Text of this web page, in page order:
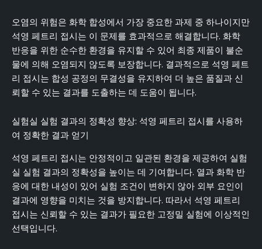
오염의 위험은 화학 합성에서 가장 중요한 과제 중 하나이지만
석영 페트리 접시는 이 문제를 효과적으로 해결합니다. 화학
반응을 위한 순수한 환경을 유지할 수 있어 최종 제품이 불순
물에 의해 오염되지 않도록 보장합니다. 결과적으로 석영 페트
리 접시는 합성 공정의 무결성을 유지하여 더 높은 품질과 신
뢰할 수 있는 결과를 도출하는 데 도움이 됩니다.
실험실 실험 결과의 정확성 향상: 석영 페트리 접시를 사용하
여 정확한 결과 얻기
석영 페트리 접시는 안정적이고 일관된 환경을 제공하여 실험
실 실험 결과의 정확성을 높이는 데 기여합니다. 열과 화학 반
응에 대한 내성이 있어 실험 조건이 변하지 않아 외부 요인이
결과에 영향을 미치는 것을 방지합니다. 따라서 석영 페트리
접시는 신뢰할 수 있는 결과가 필요한 고정밀 실험에 이상적인
선택입니다.